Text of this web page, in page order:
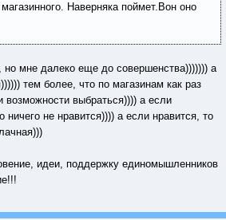
Наверняка поймет.Вон оно
мне далеко еще до совершенства))))))) а
тем более, что по магазинам как раз
возможности выбраться)))) а если
не нравится)))) а если нравится, то
идеи, поддержку единомышленников